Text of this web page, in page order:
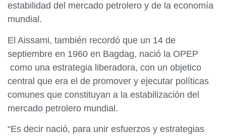
estabilidad del mercado petrolero y de la economía
mundial.
El Aissami, también recordó que un 14 de
septiembre en 1960 en Bagdag, nació la OPEP
como una estrategia liberadora, con un objetico
central que era el de promover y ejecutar políticas
comunes que constituyan a la estabilización del
mercado petrolero mundial.
“Es decir nació, para unir esfuerzos y estrategias